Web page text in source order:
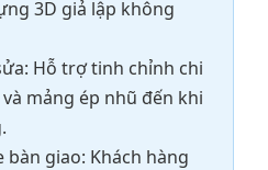
3D giả lập không
Hỗ trợ tinh chỉnh chi
mảng ép nhũ đến khi
giao: Khách hàng